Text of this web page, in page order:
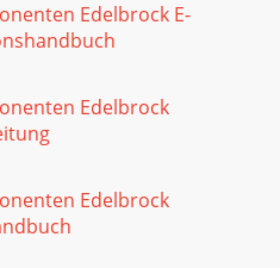
&! ! &$!
 &! %+%&TM
 &! %+%&TM
Edelbrock E-
Edelbrock
Edelbrock